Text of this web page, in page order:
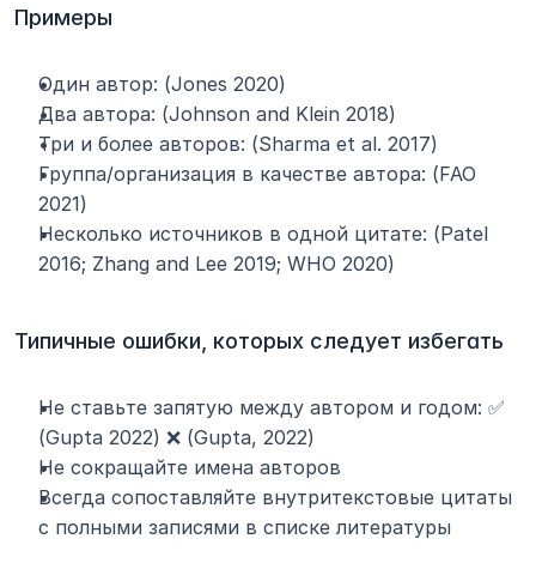
Примеры
Один автор: (Jones 2020)
Два автора: (Johnson and Klein 2018)
Три и более авторов: (Sharma et al. 2017)
Группа/организация в качестве автора: (FAO
2021)
Несколько источников в одной цитате: (Patel
2016; Zhang and Lee 2019; WHO 2020)
Типичные ошибки, которых следует избегать
Не ставьте запятую между автором и годом: ✅
(Gupta 2022) ❌ (Gupta, 2022)
Не сокращайте имена авторов
Всегда сопоставляйте внутритекстовые цитаты
с полными записями в списке литературы